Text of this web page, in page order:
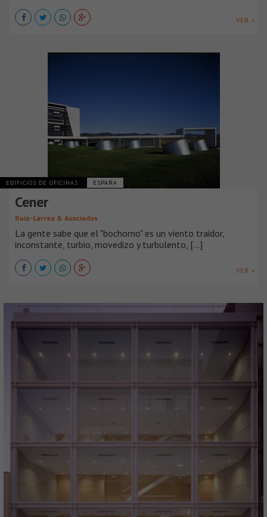
VER +
EDIFICIOS DE OFICINAS ESPAÑA
Cener
Ruiz-Larrea & Asociados
La gente sabe que el "bochorno" es un viento traidor,
inconstante, turbio, movedizo y turbulento, [...]
VER +